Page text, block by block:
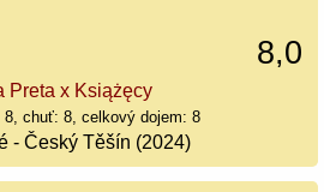
8,0
Preta x Książęcy
chuť: 8, celkový dojem: 8
- Český Těšín (2024)